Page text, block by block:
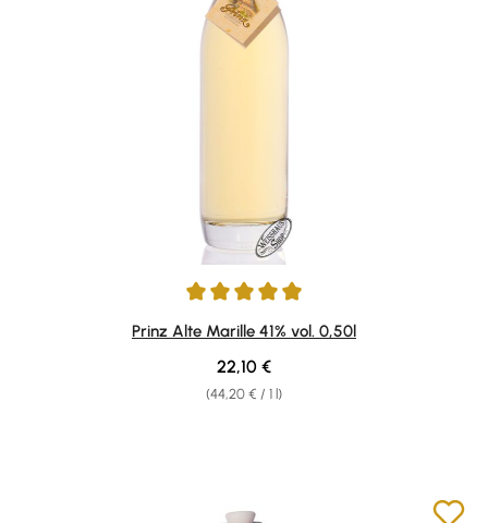
Average rating of 4.96 out of 5 stars
Prinz Alte Marille 41% vol. 0,50l
(44,20 € / 1 l)
Regular price:
22,10 €